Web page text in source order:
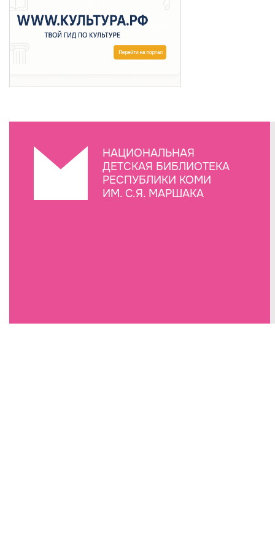
НАЦИОНАЛЬНАЯ
ДЕТСКАЯ БИБЛИОТЕКА
РЕСПУБЛИКИ КОМИ
ИМ. С.Я. МАРШАКА